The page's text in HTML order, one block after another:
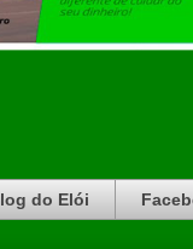
do Elói